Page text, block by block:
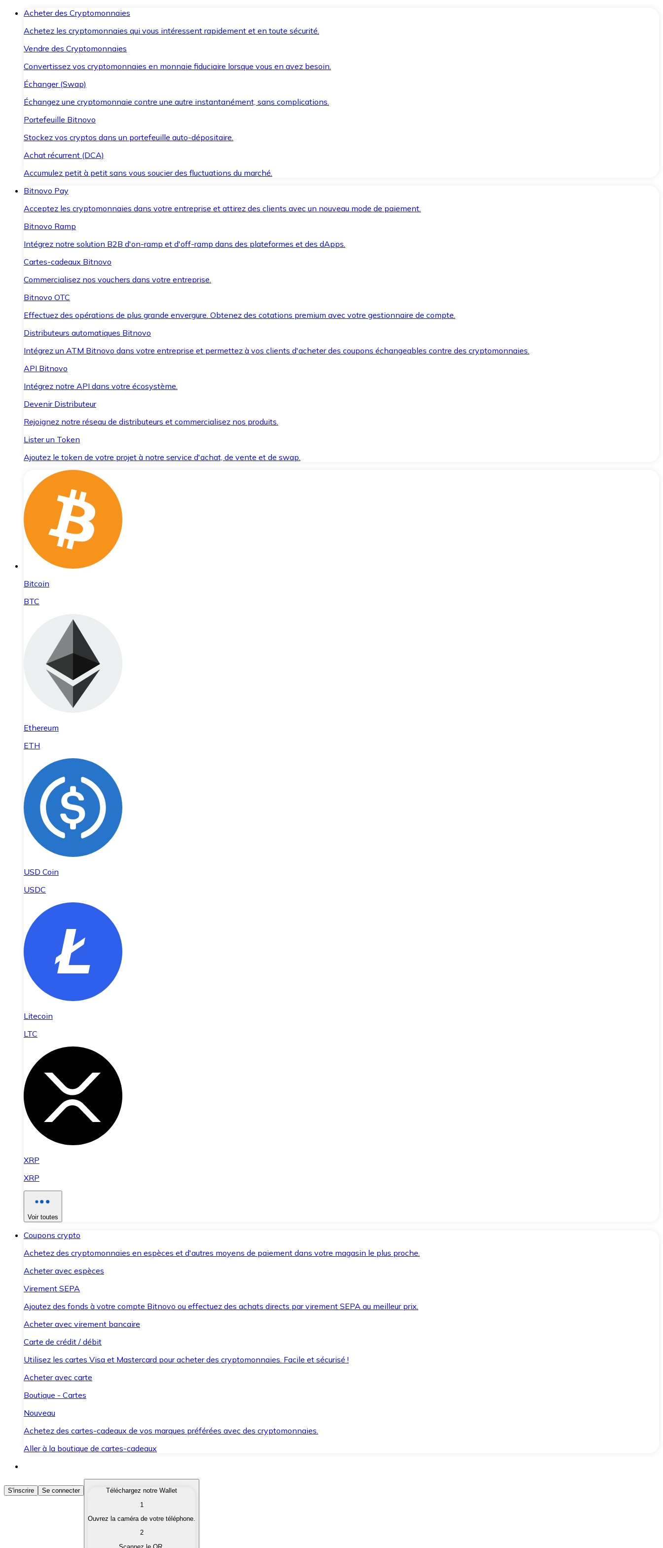
Acheter des Cryptomonnaies
Achetez les cryptomonnaies qui vous intéressent rapidement et en toute sécurité.
Vendre des Cryptomonnaies
Convertissez vos cryptomonnaies en monnaie fiduciaire lorsque vous en avez besoin.
Échanger (Swap)
Échangez une cryptomonnaie contre une autre instantanément, sans complications.
Portefeuille Bitnovo
Stockez vos cryptos dans un portefeuille auto-dépositaire.
Achat récurrent (DCA)
Accumulez petit à petit sans vous soucier des fluctuations du marché.
Bitnovo Pay
Acceptez les cryptomonnaies dans votre entreprise et attirez des clients avec un nouveau mode de paiement.
Bitnovo Ramp
Intégrez notre solution B2B d'on-ramp et d'off-ramp dans des plateformes et des dApps.
Cartes-cadeaux Bitnovo
Commercialisez nos vouchers dans votre entreprise.
Bitnovo OTC
Effectuez des opérations de plus grande envergure. Obtenez des cotations premium avec votre gestionnaire de compte.
Distributeurs automatiques Bitnovo
Intégrez un ATM Bitnovo dans votre entreprise et permettez à vos clients d'acheter des coupons échangeables contre des cryptomonnaies.
API Bitnovo
Intégrez notre API dans votre écosystème.
Devenir Distributeur
Rejoignez notre réseau de distributeurs et commercialisez nos produits.
Lister un Token
Ajoutez le token de votre projet à notre service d'achat, de vente et de swap.
Bitcoin
BTC
Ethereum
ETH
USD Coin
USDC
Litecoin
LTC
XRP
XRP
Voir toutes
Coupons crypto
Achetez des cryptomonnaies en espèces et d'autres moyens de paiement dans votre magasin le plus proche.
Acheter avec espèces
Virement SEPA
Ajoutez des fonds à votre compte Bitnovo ou effectuez des achats directs par virement SEPA au meilleur prix.
Acheter avec virement bancaire
Carte de crédit / débit
Utilisez les cartes Visa et Mastercard pour acheter des cryptomonnaies. Facile et sécurisé !
Acheter avec carte
Boutique - Cartes
Nouveau
Achetez des cartes-cadeaux de vos marques préférées avec des cryptomonnaies.
Aller à la boutique de cartes-cadeaux
Acheter des Cryptomonnaies
Achetez les cryptomonnaies qui vous intéressent rapidement et en toute sécurité.
Convertissez vos cryptomonnaies en monnaie fiduciaire lorsque vous en avez besoin.
S'inscrire Se connecter
Téléchargez notre Wallet
1
Ouvrez la caméra de votre téléphone.
2